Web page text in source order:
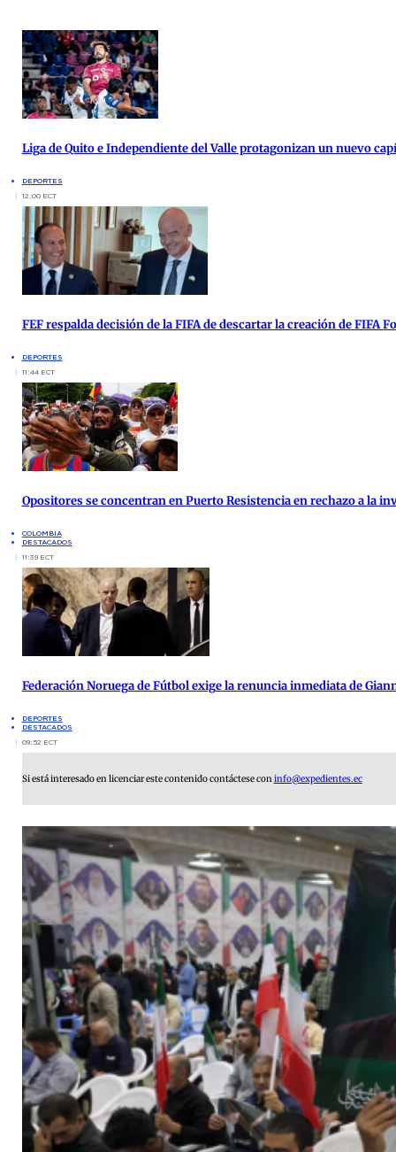
Liga de Quito e Independiente del Valle protagonizan un nuevo
DEPORTES
12:00 ECT
FEF respalda decisión de la FIFA de descartar la creación de FIFA
DEPORTES
11:44 ECT
Opositores se concentran en Puerto Resistencia en rechazo a la
COLOMBIA
DESTACADOS
11:39 ECT
Federación Noruega de Fútbol exige la renuncia inmediata de
DEPORTES
DESTACADOS
09:52 ECT
Si está interesado en licenciar este contenido contáctese coninfo@expedientes.ec